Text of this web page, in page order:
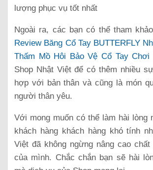
lượng phục vụ tốt nhất
Ngoài ra, các bạn có thể tham
Review Băng Cổ Tay BUTTERFLY
Thấm Mồ Hôi Bảo Vệ Cổ Tay Chơi
Shop Nhật Việt để có thêm nhiều
hợp với bản thân và cũng là món
người thân yêu.
Với mong muốn có thể làm hài lòng
khách hàng khách hàng khó tính
Việt đã không ngừng nâng cao
của mình. Chắc chắn bạn sẽ hài